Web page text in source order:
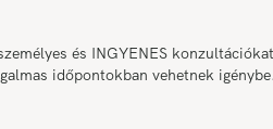
és INGYENES konzultációkat
időpontokban vehetnek